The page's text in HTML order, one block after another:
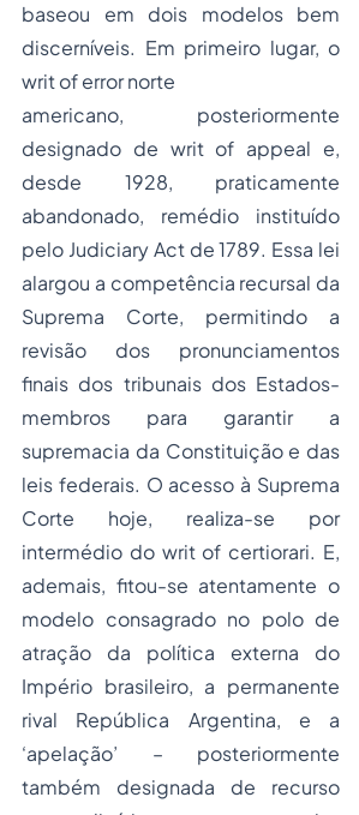
baseou em dois modelos bem
discerníveis. Em primeiro lugar, o
writ of errornorte
americano, posteriormente
designado de writ of appeal e,
desde 1928, praticamente
abandonado, remédio instituído
pelo Judiciary Actde 1789. Essa lei
alargou a competência recursal da
Suprema Corte, permitindo a
revisão dos pronunciamentos
finais dos tribunais dos Estados-
membros para garantir a
supremacia da Constituição e das
leis federais. O acesso à Suprema
Corte hoje, realiza-se por
intermédio do writ of certiorari. E,
ademais, fitou-se atentamente o
modelo consagrado no polo de
atração da política externa do
Império brasileiro, a permanente
rival República Argentina, e a
‘apelação’ – posteriormente
também designada de recurso